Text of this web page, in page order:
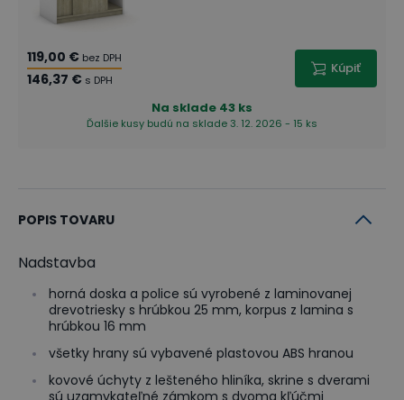
119,00 € bez DPH
146,37 € s DPH
Kúpiť
Na sklade 43 ks
Ďalšie kusy budú na sklade 3. 12. 2026 - 15 ks
POPIS TOVARU
Nadstavba
horná doska a police sú vyrobené z laminovanej
drevotriesky s hrúbkou 25 mm, korpus z lamina s
hrúbkou 16 mm
všetky hrany sú vybavené plastovou ABS hranou
kovové úchyty z lešteného hliníka, skrine s dverami
sú uzamykateľné zámkom s dvoma kľúčmi